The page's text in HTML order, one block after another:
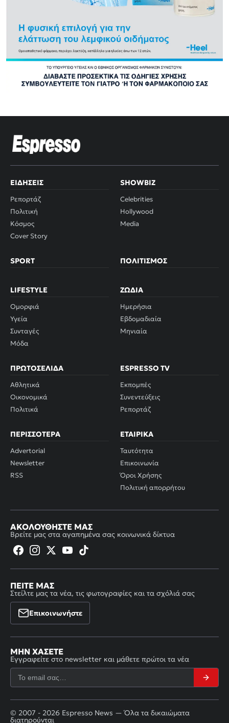
ΕΙΔΉΣΕΙΣ
Ρεπορτάζ
Πολιτική
Κόσμος
Cover Story
SHOWBIZ
Celebrities
Hollywood
Media
SPORT ΠΟΛΙΤΙΣΜΌΣ
LIFESTYLE
Ομορφιά
Υγεία
Συνταγές
Μόδα
ΖΏΔΙΑ
Ημερήσια
Εβδομαδιαία
Μηνιαία
ΠΡΩΤΟΣΈΛΙΔΑ
Αθλητικά
Οικονομικά
Πολιτικά
ESPRESSO TV
Εκπομπές
Συνεντεύξεις
Ρεπορτάζ
ΠΕΡΙΣΣΌΤΕΡΑ
Advertorial
Newsletter
RSS
ΕΤΑΙΡΙΚΆ
Ταυτότητα
Επικοινωνία
Όροι Χρήσης
Πολιτική απορρήτου
ΑΚΟΛΟΥΘΉΣΤΕ ΜΑΣ
Βρείτε μας στα αγαπημένα σας κοινωνικά δίκτυα
ΠΕΊΤΕ ΜΑΣ
Στείλτε μας τα νέα, τις φωτογραφίες και τα σχόλιά σας
Επικοινωνήστε
ΜΗΝ ΧΆΣΕΤΕ
Εγγραφείτε στο newsletter και μάθετε πρώτοι τα νέα
© 2007 - 2026 Espresso News — Όλα τα δικαιώματα
διατηρούνται